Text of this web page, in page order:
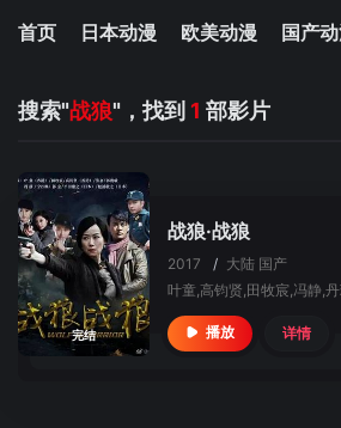
首页 日本动漫 欧美动漫 国产
搜索"战狼"，找到 1 部影片
完结
战狼·战狼
2017 / 大陆 国产
叶童,高钧贤,田牧宸,冯静,
播放 详情